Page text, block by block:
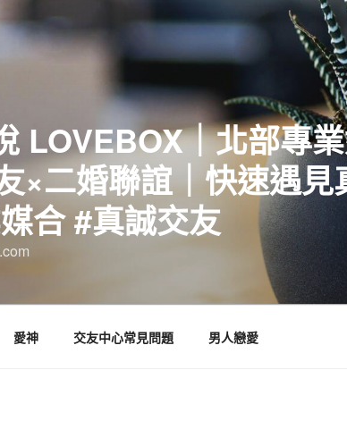
LOVEBOX｜北部專
×二婚聯誼｜快速遇
合 #真誠交友
愛神 交友中心常見問題 男人戀愛